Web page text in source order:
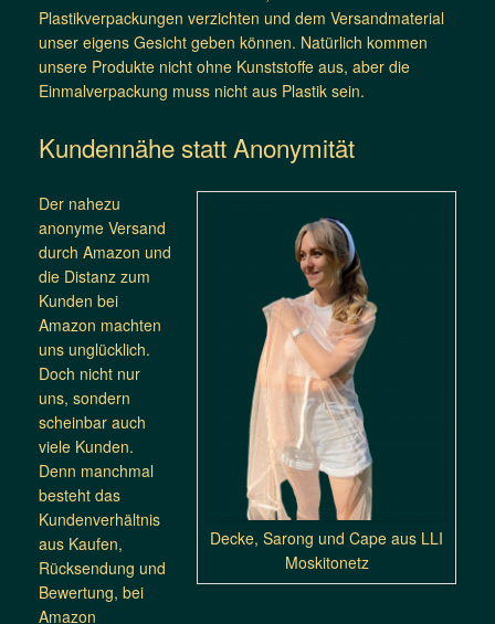
Plastikverpackungen verzichten und dem Versandmaterial
unser eigens Gesicht geben können. Natürlich kommen
unsere Produkte nicht ohne Kunststoffe aus, aber die
Einmalverpackung muss nicht aus Plastik sein.
Kundennähe statt Anonymität
Decke, Sarong und Cape aus LLI
Moskitonetz
Der nahezu
anonyme Versand
durch Amazon und
die Distanz zum
Kunden bei
Amazon machten
uns unglücklich.
Doch nicht nur
uns, sondern
scheinbar auch
viele Kunden.
Denn manchmal
besteht das
Kundenverhältnis
aus Kaufen,
Rücksendung und
Bewertung, bei
Amazon